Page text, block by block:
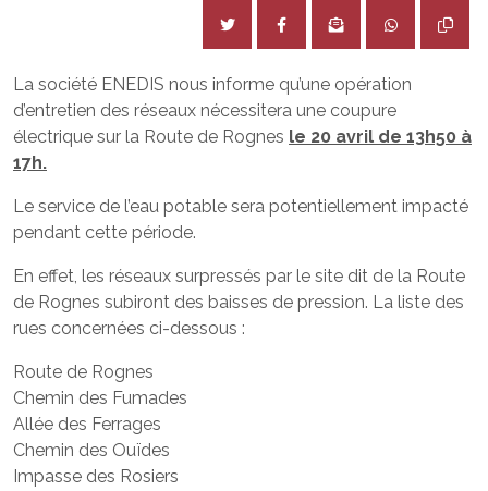
La société ENEDIS nous informe qu’une opération
d’entretien des réseaux nécessitera une coupure
électrique sur la Route de Rognes le 20 avril de 13h50 à
17h.
Le service de l’eau potable sera potentiellement impacté
pendant cette période.
En effet, les réseaux surpressés par le site dit de la Route
de Rognes subiront des baisses de pression. La liste des
rues concernées ci-dessous :
Route de Rognes
Chemin des Fumades
Allée des Ferrages
Chemin des Ouïdes
Impasse des Rosiers